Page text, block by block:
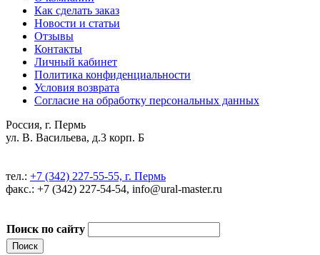
Как сделать заказ
Новости и статьи
Отзывы
Контакты
Личный кабинет
Политика конфиденциальности
Условия возврата
Согласие на обработку персональных данных
Россия, г. Пермь
ул. В. Васильева, д.3 корп. Б
тел.: +7 (342) 227-55-55, г. Пермь
факс.: +7 (342) 227-54-54, info@ural-master.ru
Поиск по сайту